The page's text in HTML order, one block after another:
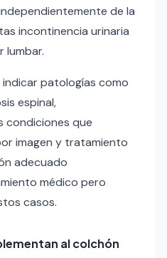
de la
incontinencia urinaria
lumbar.
patologías como
espinal,
condiciones que
imagen y tratamiento
adecuado
médico pero
casos.
al colchón